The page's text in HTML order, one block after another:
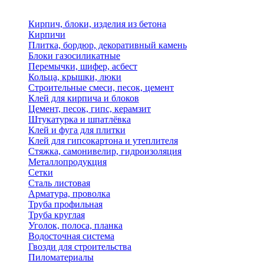
Кирпич, блоки, изделия из бетона
Кирпичи
Плитка, бордюр, декоративный камень
Блоки газосиликатные
Перемычки, шифер, асбест
Кольца, крышки, люки
Строительные смеси, песок, цемент
Клей для кирпича и блоков
Цемент, песок, гипс, керамзит
Штукатурка и шпатлёвка
Клей и фуга для плитки
Клей для гипсокартона и утеплителя
Стяжка, самонивелир, гидроизоляция
Металлопродукция
Сетки
Сталь листовая
Арматура, проволка
Труба профильная
Труба круглая
Уголок, полоса, планка
Водосточная система
Гвозди для строительства
Пиломатериалы